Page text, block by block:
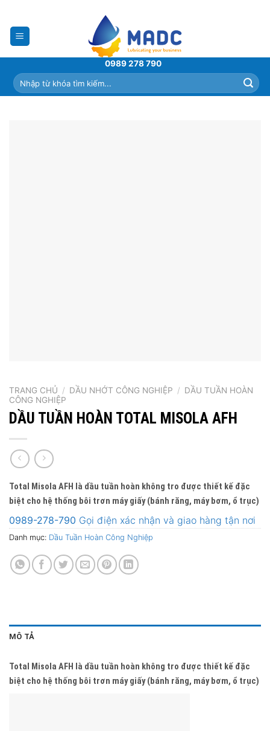
content
0989 278 790
Tìm
kiếm:
TRANG CHỦ / DẦU NHỚT CÔNG NGHIỆP / DẦU TUẦN HOÀN
CÔNG NGHIỆP
DẦU TUẦN HOÀN TOTAL MISOLA AFH
Total Misola AFH
là dầu tuần hoàn không tro được thiết kế đặc
biệt cho hệ thống bôi trơn máy giấy (bánh răng, máy bơm, ổ trục)
0989-278-790 Gọi điện xác nhận và giao hàng tận nơi
Danh mục: Dầu Tuần Hoàn Công Nghiệp
MÔ TẢ
Total Misola AFH
là dầu tuần hoàn không tro được thiết kế đặc
biệt cho hệ thống bôi trơn máy giấy (bánh răng, máy bơm, ổ trục)